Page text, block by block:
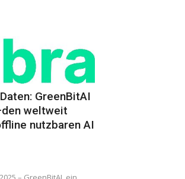
GreenBitAI
weltweit
nutzbaren AI